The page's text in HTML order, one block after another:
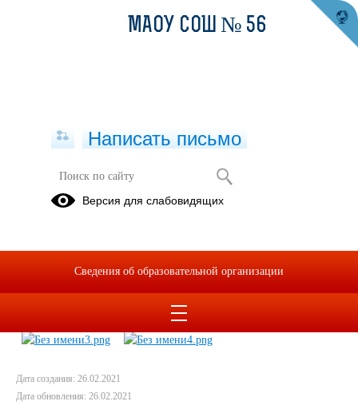
Что такое дистанционное
образование?
Дата создания: 26.02.2021
Дата обновления: 26.02.2021
МАОУ СОШ № 56
Написать письмо
Версия для слабовидящих
Сведения об образовательной организации